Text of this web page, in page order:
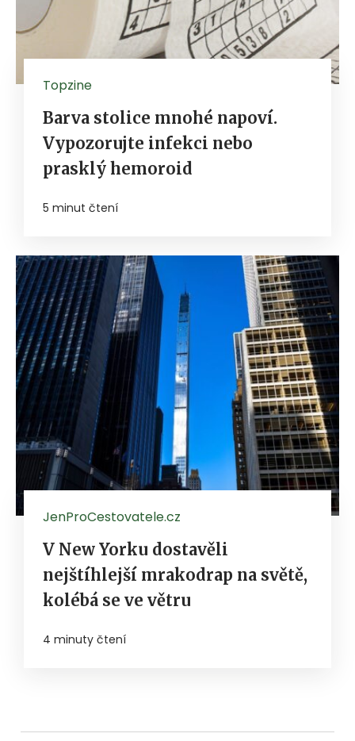
Topzine
Barva stolice mnohé napoví.
Vypozorujte infekci nebo
prasklý hemoroid
5 minut čtení
JenProCestovatele.cz
V New Yorku dostavěli
nejštíhlejší mrakodrap na světě,
kolébá se ve větru
4 minuty čtení